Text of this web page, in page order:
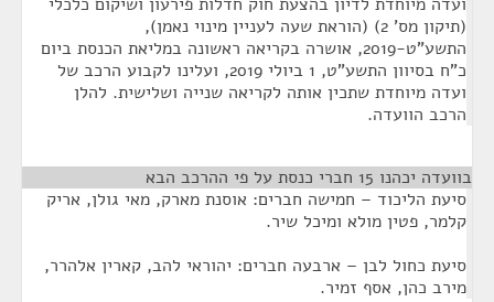
(תיקון מס' 2) (הוראת שעה לעניין מינוי נאמן),
התשע"ט-2019, אושרה בקריאה ראשונה במליאת הכנסת ביום
כ"ח בסיוון התשע"ט, 1 ביולי 2019, ועלינו לקבוע הרכב של
ועדה מיוחדת שתכין אותה לקריאה שנייה ושלישית. להלן
הרכב הוועדה.
בוועדה יכהנו 15 חברי כנסת על פי ההרכב הבא
סיעת הליכוד – חמישה חברים: אוסנת מארק, מאי גולן, אריק
קלמר, פטין מולא ומיכל שיר.
סיעת כחול לבן – ארבעה חברים: יהוראי להב, קארין אלהרר,
מירב כהן, אסף זמיר.